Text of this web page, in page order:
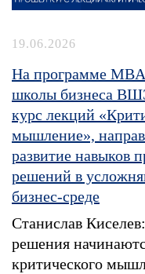
19.06.2026
На программе
школы бизнеса
курс лекций
мышление»,
развитие навыков
решений в
бизнес-среде
Станислав
решения
критического